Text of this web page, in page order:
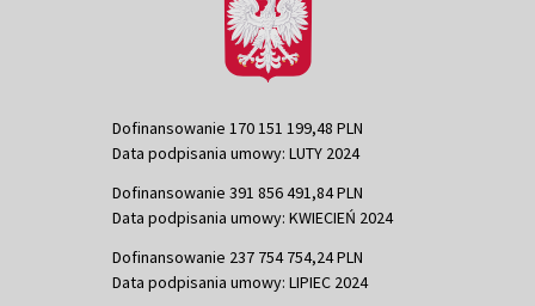
Dofinansowanie 170 151 199,48 PLN
Data podpisania umowy: LUTY 2024
Dofinansowanie 391 856 491,84 PLN
Data podpisania umowy: KWIECIEŃ 2024
Dofinansowanie 237 754 754,24 PLN
Data podpisania umowy: LIPIEC 2024